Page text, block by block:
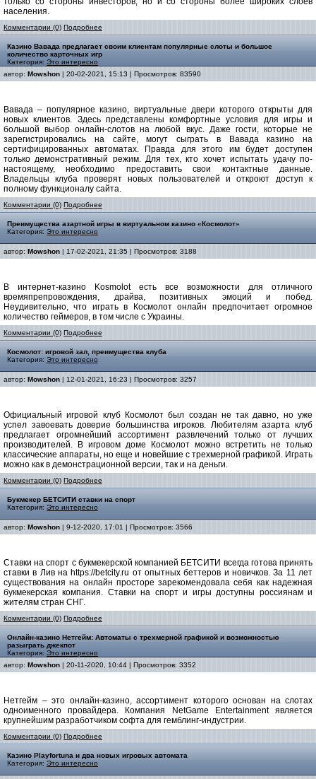
населения.
Комментарии (0) Подробнее
Казино Вавада предлагает своим клиентам популярные слоты и большое
количество карточных игр
Категория: Это интересно
автор: Mowshon | 20-02-2021, 15:13 | Просмотров: 83590
Вавада – популярное казино, виртуальные двери которого открыты для
новых клиентов. Здесь представлены комфортные условия для игры и
большой выбор онлайн-слотов на любой вкус. Даже гости, которые не
зарегистрировались на сайте, могут сыграть в Вавада казино на
сертифицированных автоматах. Правда для этого им будет доступен
только демонстративный режим. Для тех, кто хочет испытать удачу по-
настоящему, необходимо предоставить свои контактные данные.
Владельцы клуба проверят новых пользователей и откроют доступ к
полному функционалу сайта.
Комментарии (0) Подробнее
Преимущества азартной игры в виртуальном казино «Космолот»
Категория: Это интересно
автор: Mowshon | 17-02-2021, 21:35 | Просмотров: 3188
В интернет-казино Kosmolot есть все возможности для отличного
времяпрепровождения, драйва, позитивных эмоций и побед.
Неудивительно, что играть в Космолот онлайн предпочитает огромное
количество геймеров, в том числе с Украины.
Комментарии (0) Подробнее
Космолот: игровой зал, преимущества клуба
Категория: Это интересно
автор: Mowshon | 12-01-2021, 16:23 | Просмотров: 3257
Официальный игровой клуб Космолот был создан не так давно, но уже
успел завоевать доверие большинства игроков. Любителям азарта клуб
предлагает огромнейший ассортимент развлечений только от лучших
производителей. В игровом доме Космолот можно встретить не только
классические аппараты, но еще и новейшие с трехмерной графикой. Играть
можно как в демонстрационной версии, так и на деньги.
Комментарии (0) Подробнее
Букмекер БЕТСИТИ ставки на спорт
Категория: Это интересно
автор: Mowshon | 9-12-2020, 17:01 | Просмотров: 3566
Ставки на спорт с букмекерской компанией БЕТСИТИ всегда готова принять
ставки в Лив на https://betcity.ru от опытных беттеров и новичков. За 11 лет
существования на онлайн просторе зарекомендовала себя как надежная
букмекерская компания. Ставки на спорт и игры доступны россиянам и
жителям стран СНГ.
Комментарии (0) Подробнее
Онлайн-казино Нетгейм: Автоматы с трехмерной графикой и возможностью
разыграть джекпот
Категория: Это интересно
автор: Mowshon | 20-11-2020, 10:44 | Просмотров: 3352
Нетгейм – это онлайн-казино, ассортимент которого основан на слотах
одноименного провайдера. Компания NetGame Entertainment является
крупнейшим разработчиком софта для гемблинг-индустрии.
Комментарии (0) Подробнее
Казино Playfortuna и два новых игровых автомата
Категория: Это интересно